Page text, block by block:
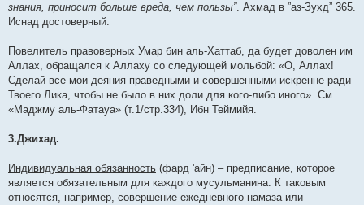
знания, приносит больше вреда, чем пользы”. Ахмад в ”аз-Зухд” 365.
Иснад достоверный.
Повелитель правоверных Умар бин аль-Хаттаб, да будет доволен им
Аллах, обращался к Аллаху со следующей мольбой: «О, Аллах!
Сделай все мои деяния праведными и совершенными искренне ради
Твоего Лика, чтобы не было в них доли для кого-либо иного». См.
«Маджму аль-Фатауа» (т.1/стр.334), Ибн Теймийя.
3.Джихад.
Индивидуальная обязанность (фард 'айн) – предписание, которое
является обязательным для каждого мусульманина. К таковым
относятся, например, совершение ежедневного намаза или